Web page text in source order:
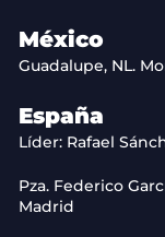
México
Guadalupe, NL.
España
Líder: Rafael
Pza. Federico
Madrid